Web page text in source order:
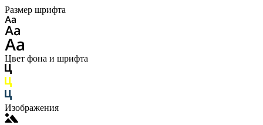
Размер шрифта
Цвет фона и шрифта
Изображения